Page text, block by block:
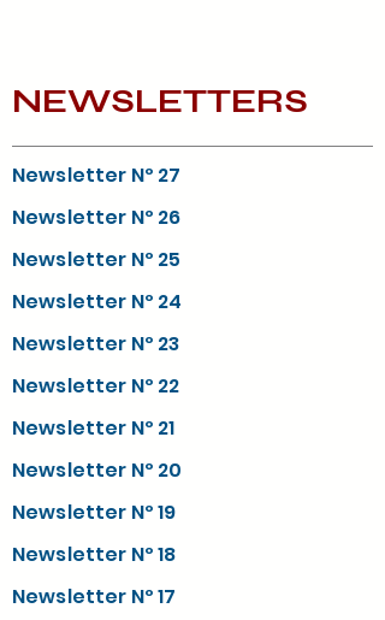
NEWSLETTERS
Newsletter Nº 27
Newsletter Nº 26
Newsletter Nº 25
Newsletter Nº 24
Newsletter Nº 23
Newsletter Nº 22
Newsletter Nº 21
Newsletter Nº 20
Newsletter Nº 19
Newsletter Nº 18
Newsletter Nº 17